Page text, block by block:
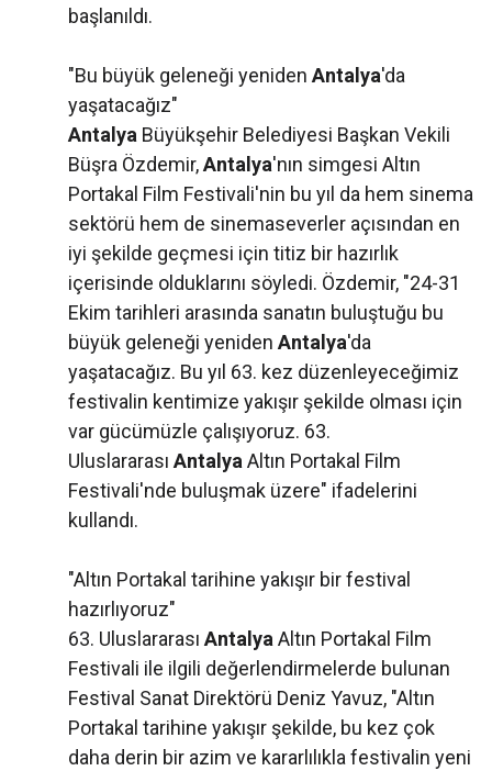
başlanıldı.
"Bu büyük geleneği yeniden Antalya'da
yaşatacağız"
Antalya Büyükşehir Belediyesi Başkan Vekili
Büşra Özdemir,Antalya'nın simgesi Altın
Portakal Film Festivali'nin bu yıl da hem sinema
sektörü hem de sinemaseverler açısından en
iyi şekilde geçmesi için titiz bir hazırlık
içerisinde olduklarını söyledi. Özdemir, "24-31
Ekim tarihleri arasında sanatın buluştuğu bu
büyük geleneği yeniden Antalya'da
yaşatacağız. Bu yıl 63. kez düzenleyeceğimiz
festivalin kentimize yakışır şekilde olması için
var gücümüzle çalışıyoruz. 63.
Uluslararası AntalyaAltın Portakal Film
Festivali'nde buluşmak üzere" ifadelerini
kullandı.
"Altın Portakal tarihine yakışır bir festival
hazırlıyoruz"
63. Uluslararası AntalyaAltın Portakal Film
Festivali ile ilgili değerlendirmelerde bulunan
Festival Sanat Direktörü Deniz Yavuz, "Altın
Portakal tarihine yakışır şekilde, bu kez çok
daha derin bir azim ve kararlılıkla festivalin yeni